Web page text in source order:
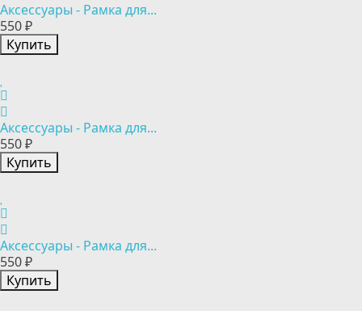
Аксессуары - Рамка для...
550 ₽
Купить
Аксессуары - Рамка для...
550 ₽
Купить
Аксессуары - Рамка для...
550 ₽
Купить